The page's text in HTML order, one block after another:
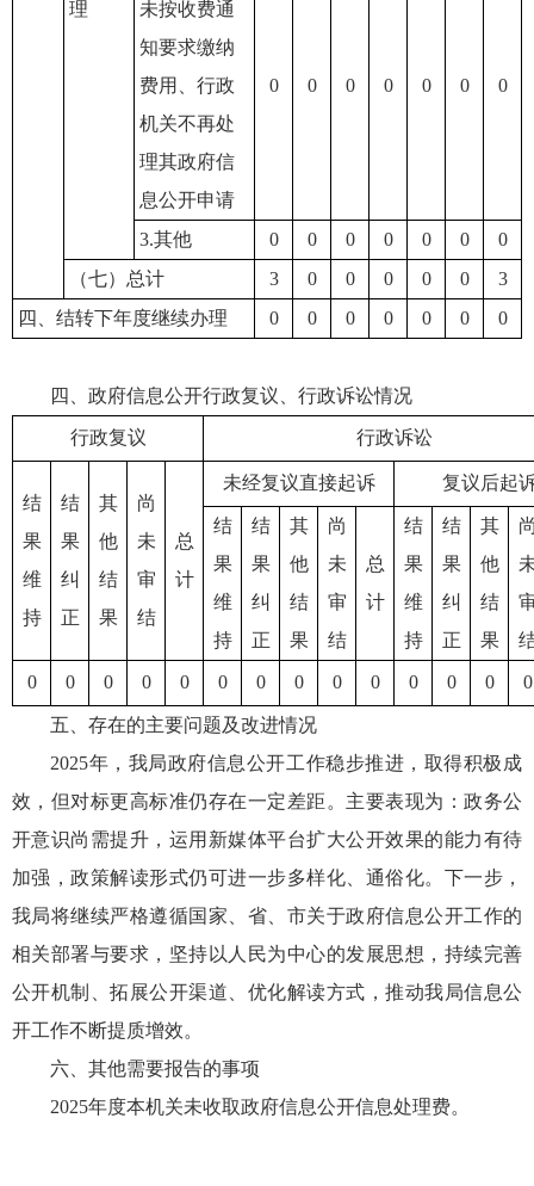
理
未按收费通
知要求缴纳
费用、行政
机关不再处
理其政府信
息公开申请
0 0 0 0 0 0 0
3.其他 0 0 0 0 0 0
0
（七）总计
3 0 0 0 0 0
3
四、结转下年度继续办理
0 0 0 0 0 0 0
四、政府信息公开行政复议、行政诉讼情况
行政复议 行政诉讼
结
果
维
持
结
果
纠
正
其
他
结
果
尚
未
审
结
总
计
未经复议直接起诉 复议后起
结
果
维
持
结
果
纠
正
其
他
结
果
尚
未
审
结
总
计
结
果
维
持
结
果
纠
正
其
他
结
果
0 0 0 0 0 0 0 0 0 0 0 0 0 0
五、存在的主要问题及改进情况
2025年，我局政府信息公开工作稳步推进，取得积极成
效，但对标更高标准仍存在一定差距。主要表现为：政务公
开意识尚需提升，运用新媒体平台扩大公开效果的能力有待
加强，政策解读形式仍可进一步多样化、通俗化。下一步，
我局将继续严格遵循国家、省、市关于政府信息公开工作的
相关部署与要求，坚持以人民为中心的发展思想，持续完善
公开机制、拓展公开渠道、优化解读方式，推动我局信息公
开工作不断提质增效。
六、其他需要报告的事项
2025年度本机关未收取政府信息公开信息处理费。